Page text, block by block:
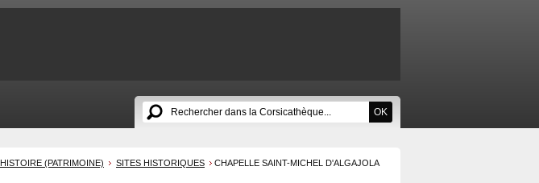
HISTOIRE (PATRIMOINE) SITES HISTORIQUES CHAPELLE SAINT-MICHEL D'ALGAJOLA